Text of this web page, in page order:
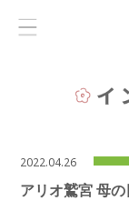
2022.04.26
アリオ鷲宮 母